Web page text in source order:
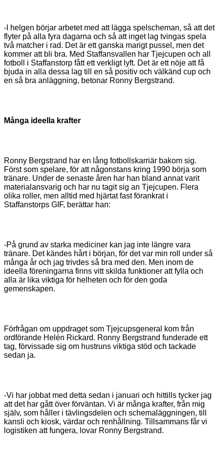
-I helgen börjar arbetet med att lägga spelscheman, så att det
flyter på alla fyra dagarna och så att inget lag tvingas spela
två matcher i rad. Det är ett ganska marigt pussel, men det
kommer att bli bra. Med Staffansvallen har Tjejcupen och all
fotboll i Staffanstorp fått ett verkligt lyft. Det är ett nöje att få
bjuda in alla dessa lag till en så positiv och välkänd cup och
en så bra anläggning, betonar Ronny Bergstrand.
Många ideella krafter
Ronny Bergstrand har en lång fotbollskarriär bakom sig.
Först som spelare, för att någonstans kring 1990 börja som
tränare. Under de senaste åren har han bland annat varit
materialansvarig och har nu tagit sig an Tjejcupen. Flera
olika roller, men alltid med hjärtat fast förankrat i
Staffanstorps GIF, berättar han:
-På grund av starka mediciner kan jag inte längre vara
tränare. Det kändes hårt i början, för det var min roll under så
många år och jag trivdes så bra med den. Men inom de
ideella föreningarna finns vitt skilda funktioner att fylla och
alla är lika viktiga för helheten och för den goda
gemenskapen.
Förfrågan om uppdraget som Tjejcupsgeneral kom från
ordförande Helén Rickard. Ronny Bergstrand funderade ett
tag, förvissade sig om hustruns viktiga stöd och tackade
sedan ja.
-Vi har jobbat med detta sedan i januari och hittills tycker jag
att det har gått över förväntan. Vi är många krafter, från mig
själv, som håller i tävlingsdelen och schemaläggningen, till
kansli och kiosk, värdar och renhållning. Tillsammans får vi
logistiken att fungera, lovar Ronny Bergstrand.